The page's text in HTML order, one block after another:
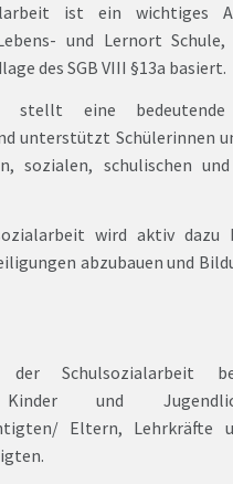
ist ein wichtiges
und Lernort
des SGB VIII §13a basiert.
stellt eine
unterstützt Schülerinnen
sozialen, schulischen
wird aktiv dazu
abzubauen und
der Schulsozialarbeit
Kinder und
Eltern, Lehrkräfte